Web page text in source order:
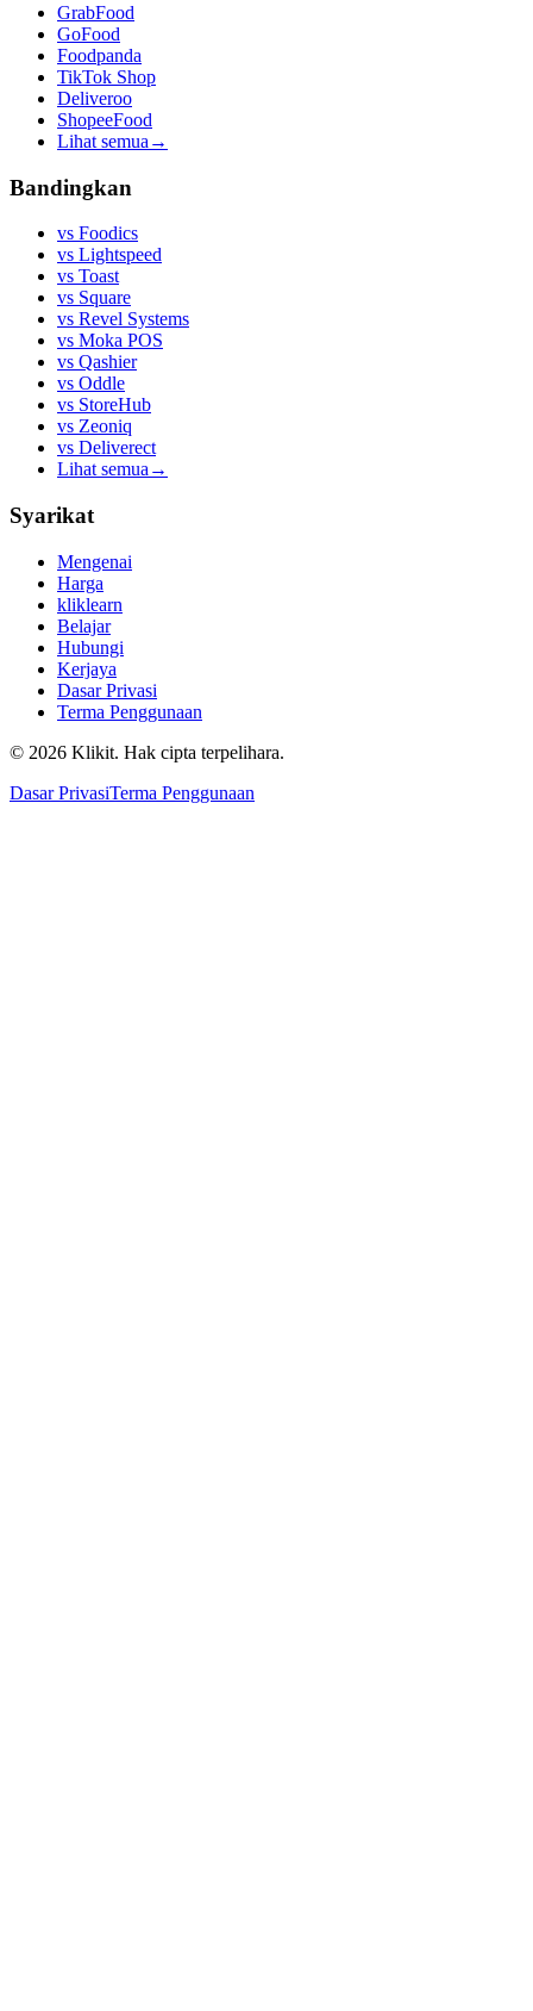
GrabFood
GoFood
Foodpanda
TikTok Shop
Deliveroo
ShopeeFood
Lihat semua →
Bandingkan
vs Foodics
vs Lightspeed
vs Toast
vs Square
vs Revel Systems
vs Moka POS
vs Qashier
vs Oddle
vs StoreHub
vs Zeoniq
vs Deliverect
Lihat semua →
Syarikat
Mengenai
Harga
kliklearn
Belajar
Hubungi
Kerjaya
Dasar Privasi
Terma Penggunaan
© 2026 Klikit. Hak cipta terpelihara.
Dasar PrivasiTerma Penggunaan